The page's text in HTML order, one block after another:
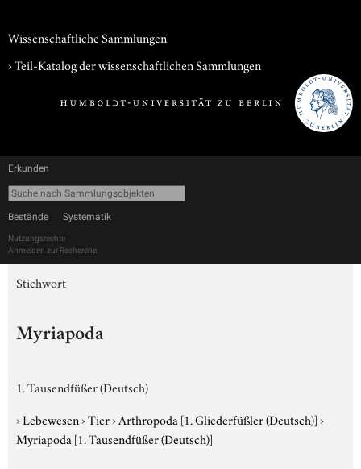
Wissenschaftliche Sammlungen
› Teil-Katalog der wissenschaftlichen Sammlungen
Erkunden
Bestände Systematik
Nutzungsrechte
Anmelden zur Recherche
Stichwort
Myriapoda
1. Tausendfüßer (Deutsch)
›Lebewesen›Tier›Arthropoda [1. Gliederfüßler (Deutsch)]›
Myriapoda [1. Tausendfüßer (Deutsch)]